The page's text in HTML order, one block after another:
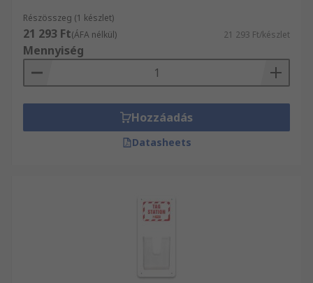
Részösszeg (1 készlet)
21 293 Ft(ÁFA nélkül) 21 293 Ft/készlet
Mennyiség
Hozzáadás
Datasheets